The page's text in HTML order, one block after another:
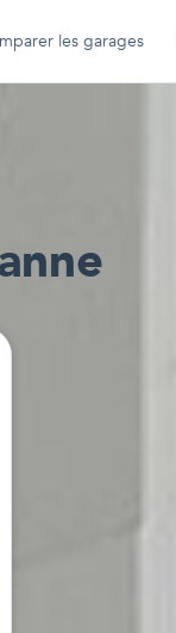
les garages